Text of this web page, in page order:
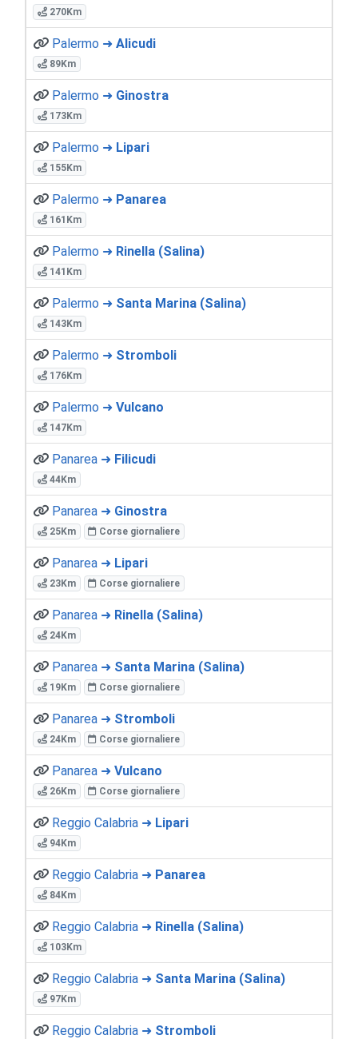
270Km
Palermo ➜ Alicudi
89Km
Palermo ➜ Ginostra
173Km
Palermo ➜ Lipari
155Km
Palermo ➜ Panarea
161Km
Palermo ➜ Rinella (Salina)
141Km
Palermo ➜ Santa Marina (Salina)
143Km
Palermo ➜ Stromboli
176Km
Palermo ➜ Vulcano
147Km
Panarea ➜ Filicudi
44Km
Panarea ➜ Ginostra
25Km Corse giornaliere
Panarea ➜ Lipari
23Km Corse giornaliere
Panarea ➜ Rinella (Salina)
24Km
Panarea ➜ Santa Marina (Salina)
19Km Corse giornaliere
Panarea ➜ Stromboli
24Km Corse giornaliere
Panarea ➜ Vulcano
26Km Corse giornaliere
Reggio Calabria ➜ Lipari
94Km
Reggio Calabria ➜ Panarea
84Km
Reggio Calabria ➜ Rinella (Salina)
103Km
Reggio Calabria ➜ Santa Marina (Salina)
97Km
Reggio Calabria ➜ Stromboli